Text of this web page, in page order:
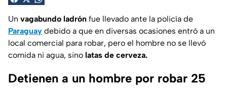
Un vagabundo ladrón fue llevado ante la policía de
Paraguay debido a que en diversas ocasiones entró a un
local comercial para robar, pero el hombre no se llevó
comida ni agua, sino latas de cerveza.
Detienen a un hombre por robar 25